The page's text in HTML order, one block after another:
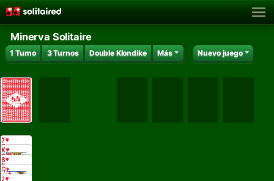
Minerva Solitaire
1 Turno 3 Turnos Double Klondike Más Nuevo juego